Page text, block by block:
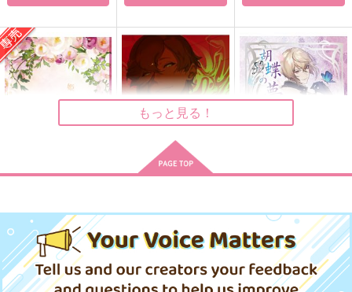
【勇尾】夜に這う者
Crescent
600 （税込）
青物商会
専売 880円 （税込）
刀剣乱舞 膝丸×髭切
って恥ずかしい奴だな
TIKTACLOCK
944
刀剣乱舞
花語り
2,144円 （税込）
刀剣乱舞
髭切×女審神者
もっと見る！